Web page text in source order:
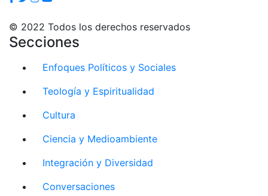
© 2022 Todos los derechos reservados
Secciones
Enfoques Políticos y Sociales
Teología y Espiritualidad
Cultura
Ciencia y Medioambiente
Integración y Diversidad
Conversaciones